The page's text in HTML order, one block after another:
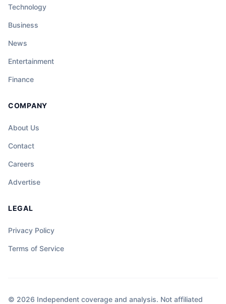
Technology
Business
News
Entertainment
Finance
COMPANY
About Us
Contact
Careers
Advertise
LEGAL
Privacy Policy
Terms of Service
© 2026 Independent coverage and analysis. Not affiliated